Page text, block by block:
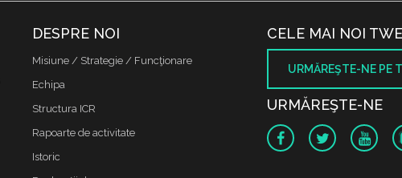
DESPRE NOI
Misiune / Strategie / Funcţionare
Echipa
Structura ICR
Rapoarte de activitate
Istoric
CELE MAI NOI
URMĂREŞTE-NE PE
URMĂREŞTE-NE